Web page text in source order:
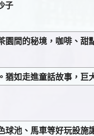
子
園間的秘境，咖啡、甜
猶如走進童話故事，
球池、馬車等好玩設施